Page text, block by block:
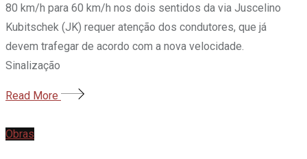
80 km/h para 60 km/h nos dois sentidos da via Juscelino
Kubitschek (JK) requer atenção dos condutores, que já
devem trafegar de acordo com a nova velocidade.
Sinalização
Read More
Obras